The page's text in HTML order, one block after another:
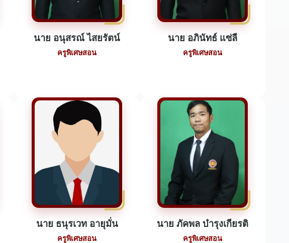
นาย อนุสรณ์ ไสยรัตน์
ครูพิเศษสอน
นาย อภินัทธ์ แซ่ลี
ครูพิเศษสอน
นาย ธนุรเวท อายุมั่น
ครูพิเศษสอน
นาย ภัคพล บำรุงเกียรติ
ครูพิเศษสอน